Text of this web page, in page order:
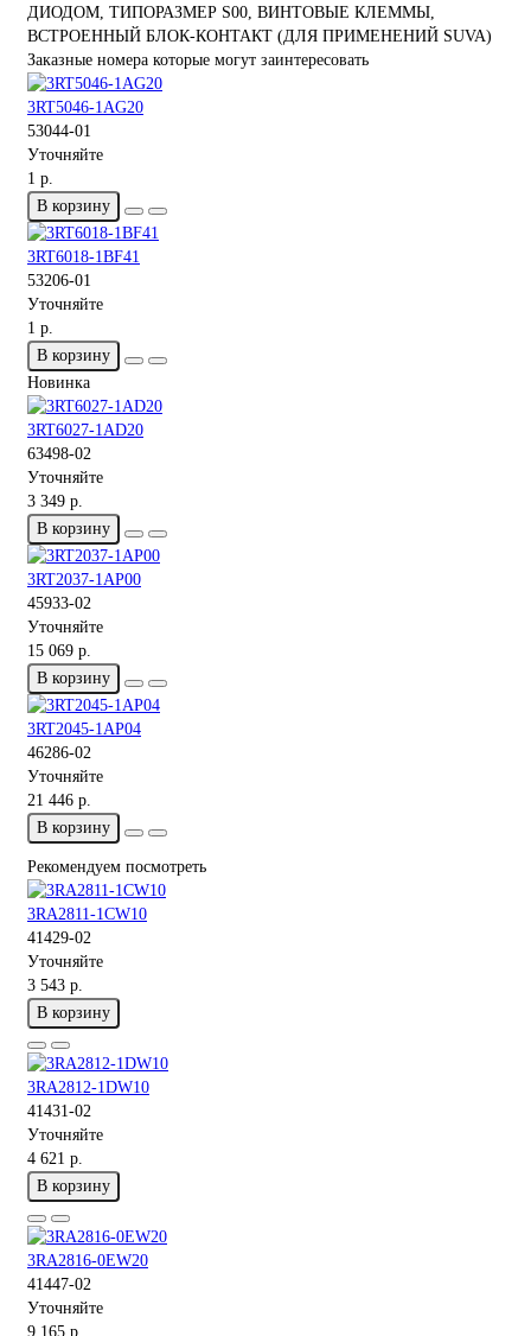
ДИОДОМ, ТИПОРАЗМЕР S00, ВИНТОВЫЕ КЛЕММЫ,
ВСТРОЕННЫЙ БЛОК-КОНТАКТ (ДЛЯ ПРИМЕНЕНИЙ SUVA)
Заказные номера которые могут заинтересовать
3RT5046-1AG20
53044-01
Уточняйте
1 р.
В корзину
3RT6018-1BF41
53206-01
Уточняйте
1 р.
В корзину
Новинка
3RT6027-1AD20
63498-02
Уточняйте
3 349 р.
В корзину
3RT2037-1AP00
45933-02
Уточняйте
15 069 р.
В корзину
3RT2045-1AP04
46286-02
Уточняйте
21 446 р.
В корзину
Рекомендуем посмотреть
3RA2811-1CW10
41429-02
Уточняйте
3 543 р.
В корзину
3RA2812-1DW10
41431-02
Уточняйте
4 621 р.
В корзину
3RA2816-0EW20
41447-02
Уточняйте
9 165 р.